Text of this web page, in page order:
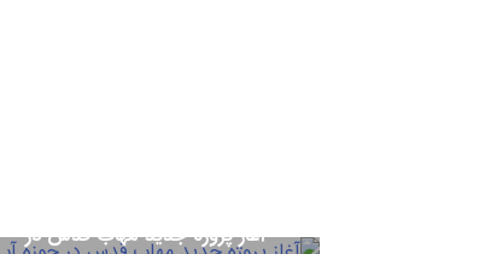
آغاز پروژه جدید مهاب قدس در